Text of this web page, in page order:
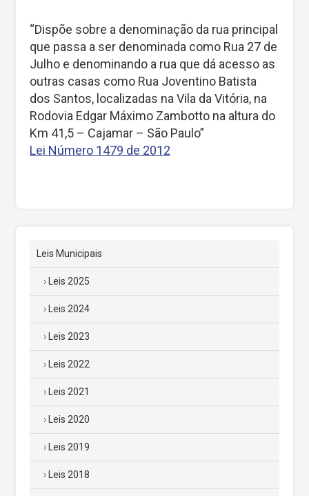
“Dispõe sobre a denominação da rua principal
que passa a ser denominada como Rua 27 de
Julho e denominando a rua que dá acesso as
outras casas como Rua Joventino Batista
dos Santos, localizadas na Vila da Vitória, na
Rodovia Edgar Máximo Zambotto na altura do
Km 41,5 – Cajamar – São Paulo”
Lei Número 1479 de 2012
Leis Municipais
Leis 2025
Leis 2024
Leis 2023
Leis 2022
Leis 2021
Leis 2020
Leis 2019
Leis 2018